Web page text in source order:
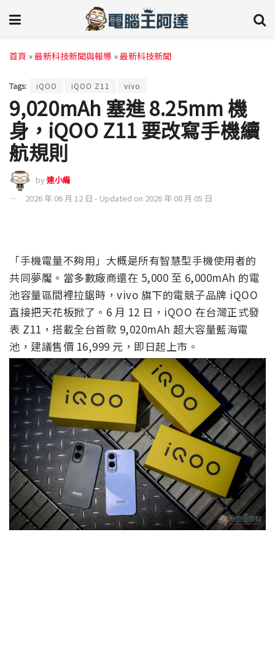
首頁 »最新科技新聞與報導 »最新科技新聞
Tags: iQOO iQOO Z11 vivo
9,020mAh 塞進 8.25mm 機
身，iQOO Z11 要改寫手機續
航規則
by達小編
2026 年 06 月 12 日 - Updated on 2026 年 08 月 05 日
「手機電量不夠用」大概是所有智慧型手機使用者的
共同夢魘。當多數廠商還在 5,000 至 6,000mAh 的電
池容量區間裡拉鋸時，vivo 旗下的電競子品牌 iQOO
直接把天花板掀了。6 月 12 日，iQOO 在台灣正式發
表 Z11，搭載全台首款 9,020mAh 超大容量藍海電
池，建議售價 16,999 元，即日起上市。